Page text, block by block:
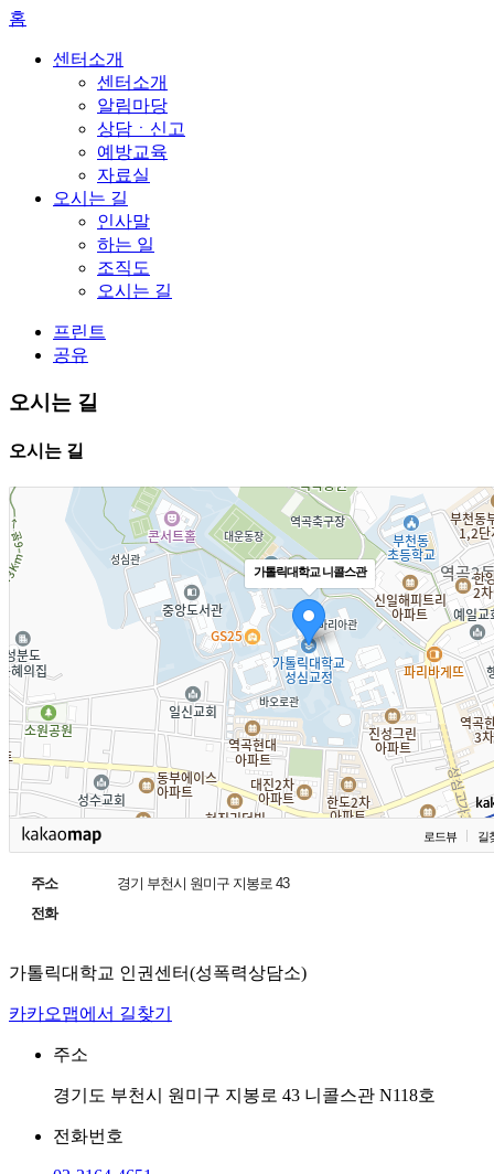
홈
센터소개
센터소개
알림마당
상담ㆍ신고
예방교육
자료실
오시는 길
인사말
하는 일
조직도
오시는 길
프린트
공유
오시는 길
오시는 길
가톨릭대학교 니콜스관
로드뷰 길
주소
경기 부천시 원미구 지봉로 43
전화
가톨릭대학교 인권센터(성폭력상담소)
카카오맵에서 길찾기
주소
경기도 부천시 원미구 지봉로 43 니콜스관 N118호
전화번호